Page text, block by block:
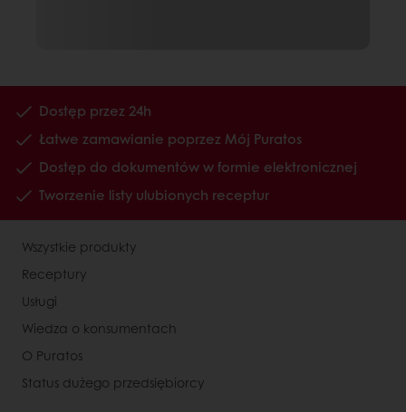
Dostęp przez 24h
Łatwe zamawianie poprzez Mój Puratos
Dostęp do dokumentów w formie elektronicznej
Tworzenie listy ulubionych receptur
Wszystkie produkty
Receptury
Usługi
Wiedza o konsumentach
O Puratos
Status dużego przedsiębiorcy